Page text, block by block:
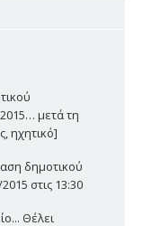
μετά τη
ηχητικό]
δημοτικού
στις 13:30
Θέλει